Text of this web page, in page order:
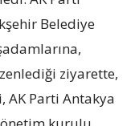
Belediye
ziyarette,
AK Parti Antakya